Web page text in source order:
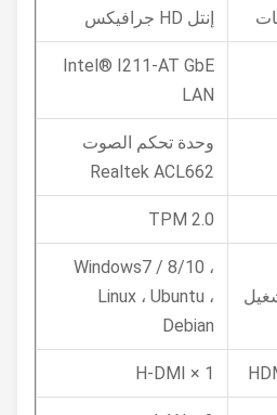
Intel® I211-AT GbE
وحدة تحكم الصوت
Realtek ACL662
TPM 2.0
Windows7 / 8/10 ،
Linux ، Ubuntu ،
Debian